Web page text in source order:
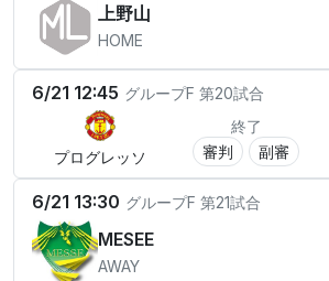
上野山
HOME
6/21 12:45 グループF 第20試合
プログレッソ
終了
審判
副審
6/21 13:30 グループF 第21試合
MESEE
AWAY